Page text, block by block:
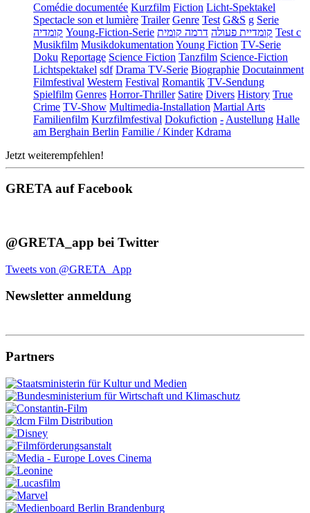
Comédie documentée Kurzfilm Fiction Licht-Spektakel
Spectacle son et lumière Trailer Genre Test G&S g Serie
קומדיה Young-Fiction-Serie קומדיית פעולה דרמה קומית
Test c
Musikfilm Musikdokumentation Young Fiction TV-Serie
Doku Reportage Science Fiction Tanzfilm Science-Fiction
Lichtspektakel sdf Drama TV-Serie Biographie Docutainment
Filmfestival Western Festival Romantik TV-Sendung
Spielfilm Genres Horror-Thriller Satire Divers History True
Crime TV-Show Multimedia-Installation Martial Arts
Familienfilm Kurzfilmfestival Dokufiction - Austellung Halle
am Berghain Berlin Familie / Kinder Kdrama
Jetzt weiterempfehlen!
GRETA auf Facebook
@GRETA_app bei Twitter
Tweets von @GRETA_App
Newsletter anmeldung
Partners